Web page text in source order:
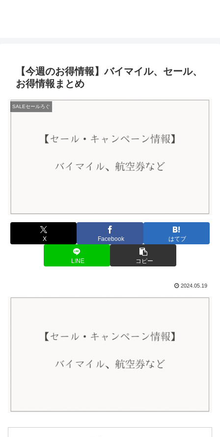
【今週のお得情報】バイマイル、セール、
お得情報まとめ
SALEセールろぐ
X Facebook はてブ
LINE コピー
2024.05.19